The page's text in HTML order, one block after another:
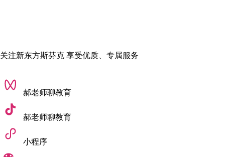
国、NGO访问)，学生可参与国际会议。
4. 药学(药学部)
优势：6年制课程涵盖临床药学、新药研发，附属
关注新东方斯芬克 享受优质、专属服务
郝老师聊教育
郝老师聊教育
小程序